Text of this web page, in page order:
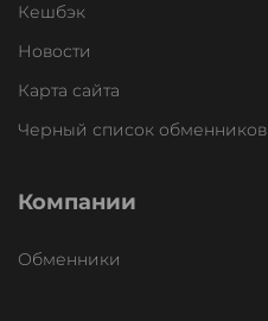
Кешбэк
Новости
Карта сайта
Черный список обменников
Компании
Обменники